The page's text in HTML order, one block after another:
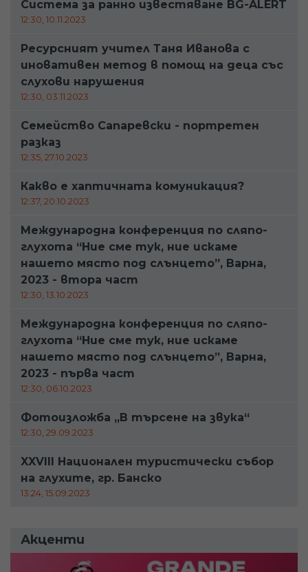
Система за ранно известяване BG-ALERT
12:30, 10.11.2023
Ресурсният учител Таня Иванова с
иновативен метод в помощ на деца със
слухови нарушения
12:30, 03.11.2023
Семейство Сапаревски - портретен
разказ
12:35, 27.10.2023
Какво е хаптичната комуникация?
12:37, 20.10.2023
Международна конференция по сляпо-
глухота “Ние сме тук, ние искаме
нашето място под слънцето”, Варна,
2023 - втора част
12:30, 13.10.2023
Международна конференция по сляпо-
глухота “Ние сме тук, ние искаме
нашето място под слънцето”, Варна,
2023 - първа част
12:30, 06.10.2023
Фотоизложба „В търсене на звука“
12:30, 29.09.2023
XXVIII Национален туристически събор
на глухите, гр. Банско
13:24, 15.09.2023
Акценти